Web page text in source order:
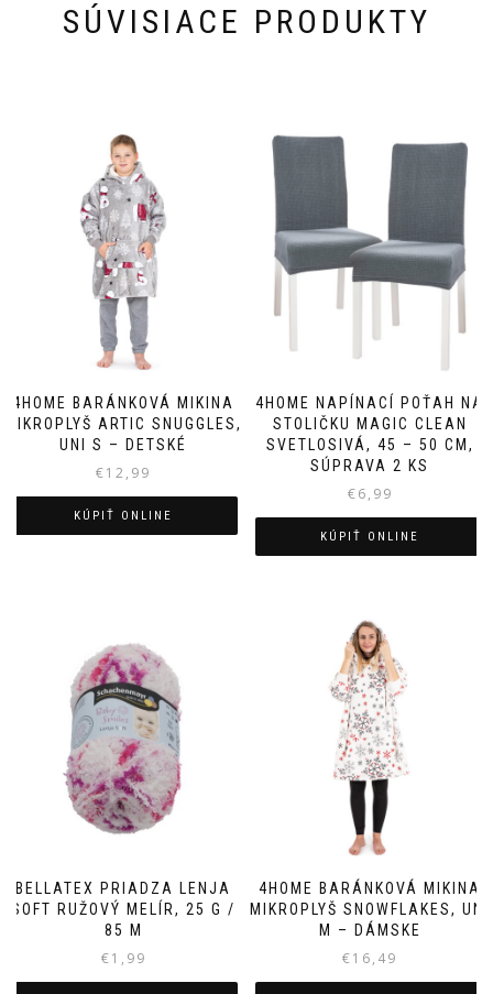
SÚVISIACE PRODUKTY
4HOME BARÁNKOVÁ MIKINA
MIKROPLYŠ ARTIC SNUGGLES,
UNI S – DETSKÉ
€12,99
KÚPIŤ ONLINE
4HOME NAPÍNACÍ POŤAH NA
STOLIČKU MAGIC CLEAN
SVETLOSIVÁ, 45 – 50 CM,
SÚPRAVA 2 KS
€6,99
KÚPIŤ ONLINE
BELLATEX PRIADZA LENJA
SOFT RUŽOVÝ MELÍR, 25 G /
85 M
€1,99
4HOME BARÁNKOVÁ MIKINA
MIKROPLYŠ SNOWFLAKES, UNI
M – DÁMSKE
€16,49